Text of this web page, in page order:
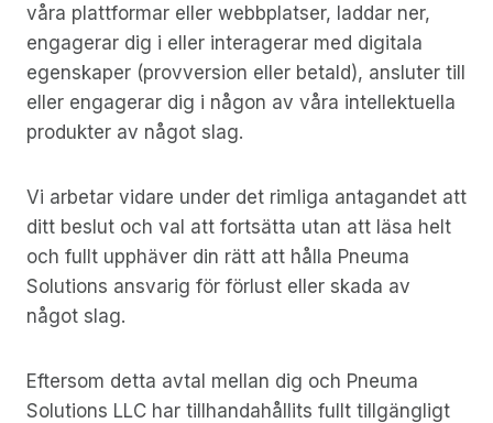
våra plattformar eller webbplatser, laddar ner,
engagerar dig i eller interagerar med digitala
egenskaper (provversion eller betald), ansluter till
eller engagerar dig i någon av våra intellektuella
produkter av något slag.
Vi arbetar vidare under det rimliga antagandet att
ditt beslut och val att fortsätta utan att läsa helt
och fullt upphäver din rätt att hålla Pneuma
Solutions ansvarig för förlust eller skada av
något slag.
Eftersom detta avtal mellan dig och Pneuma
Solutions LLC har tillhandahållits fullt tillgängligt